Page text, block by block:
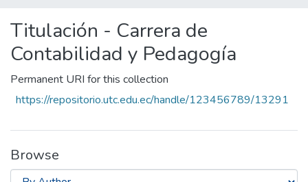
Titulación - Carrera de
Contabilidad y Pedagogía
Permanent URI for this collection
https://repositorio.utc.edu.ec/handle/123456789/13291
Browse